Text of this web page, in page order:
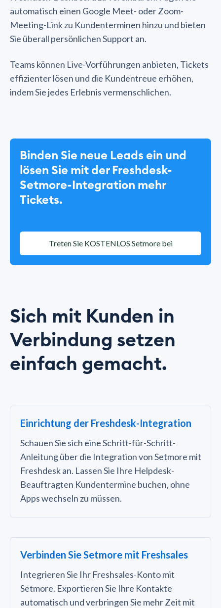
automatisch einen Google Meet- oder Zoom-
Meeting-Link zu Kundenterminen hinzu und bieten
Sie überall persönlichen Support an.
Teams können Live-Vorführungen anbieten, Tickets
effizienter lösen und die Kundentreue erhöhen,
indem Sie jedes Erlebnis vermenschlichen.
Binden Sie neue Leads ein und
lösen Sie mit der Freshdesk-
Setmore-Integration mehr
Tickets.
Treten Sie KOSTENLOS Setmore bei
Sich mit Kunden in
Verbindung setzen
einfach gemacht.
Einrichtung der Freshdesk-Integration
Schauen Sie sich eine Schritt-für-Schritt-
Anleitung über die Integration von Setmore mit
Freshdesk an. Lassen Sie Ihre Helpdesk-
Beauftragten Kundentermine buchen, ohne
Apps wechseln zu müssen.
Verbinden Sie Setmore mit Freshsales
Integrieren Sie Ihr Freshsales-Konto mit
Setmore. Exportieren Sie Ihre Kontakte
automatisch und verbringen Sie mehr Zeit mit